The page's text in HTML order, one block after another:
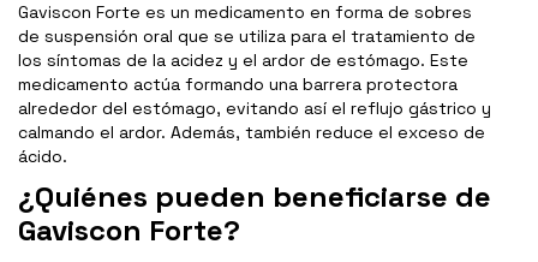
Gaviscon Forte es un medicamento en forma de sobres
de suspensión oral que se utiliza para el tratamiento de
los síntomas de la acidez y el ardor de estómago. Este
medicamento actúa formando una barrera protectora
alrededor del estómago, evitando así el reflujo gástrico y
calmando el ardor. Además, también reduce el exceso de
ácido.
¿Quiénes pueden beneficiarse de
Gaviscon Forte?